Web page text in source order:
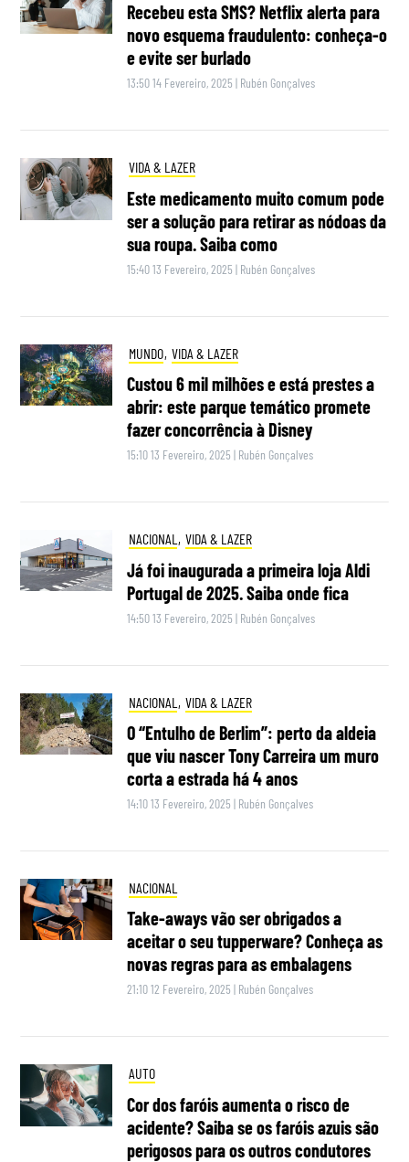
Recebeu esta SMS? Netflix alerta para
novo esquema fraudulento: conheça-o
e evite ser burlado
13:50 14 Fevereiro, 2025 | Rubén Gonçalves
VIDA & LAZER
Este medicamento muito comum pode
ser a solução para retirar as nódoas da
sua roupa. Saiba como
15:40 13 Fevereiro, 2025 | Rubén Gonçalves
MUNDO, VIDA & LAZER
Custou 6 mil milhões e está prestes a
abrir: este parque temático promete
fazer concorrência à Disney
15:10 13 Fevereiro, 2025 | Rubén Gonçalves
NACIONAL , VIDA & LAZER
Já foi inaugurada a primeira loja Aldi
Portugal de 2025. Saiba onde fica
14:50 13 Fevereiro, 2025 | Rubén Gonçalves
NACIONAL , VIDA & LAZER
O “Entulho de Berlim”: perto da aldeia
que viu nascer Tony Carreira um muro
corta a estrada há 4 anos
14:10 13 Fevereiro, 2025 | Rubén Gonçalves
NACIONAL
Take-aways vão ser obrigados a
aceitar o seu tupperware? Conheça as
novas regras para as embalagens
21:10 12 Fevereiro, 2025 | Rubén Gonçalves
AUTO
Cor dos faróis aumenta o risco de
acidente? Saiba se os faróis azuis são
perigosos para os outros condutores